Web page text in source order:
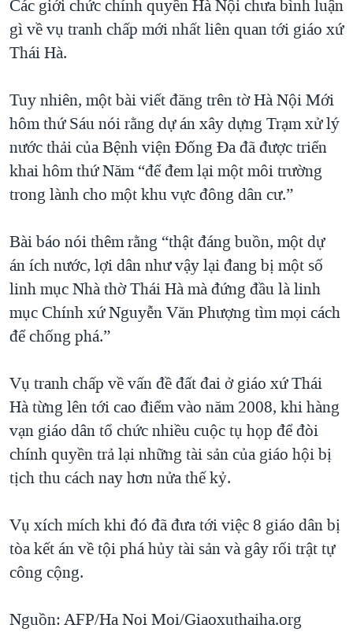
Các giới chức chính quyền Hà Nội chưa bình luận
gì về vụ tranh chấp mới nhất liên quan tới giáo xứ
Thái Hà.
Tuy nhiên, một bài viết đăng trên tờ Hà Nội Mới
hôm thứ Sáu nói rằng dự án xây dựng Trạm xử lý
nước thải của Bệnh viện Đống Đa đã được triển
khai hôm thứ Năm “để đem lại một môi trường
trong lành cho một khu vực đông dân cư.”
Bài báo nói thêm rằng “thật đáng buồn, một dự
án ích nước, lợi dân như vậy lại đang bị một số
linh mục Nhà thờ Thái Hà mà đứng đầu là linh
mục Chính xứ Nguyễn Văn Phượng tìm mọi cách
để chống phá.”
Vụ tranh chấp về vấn đề đất đai ở giáo xứ Thái
Hà từng lên tới cao điểm vào năm 2008, khi hàng
vạn giáo dân tổ chức nhiều cuộc tụ họp để đòi
chính quyền trả lại những tài sản của giáo hội bị
tịch thu cách nay hơn nửa thế kỷ.
Vụ xích mích khi đó đã đưa tới việc 8 giáo dân bị
tòa kết án về tội phá hủy tài sản và gây rối trật tự
công cộng.
Nguồn: AFP/Ha Noi Moi/Giaoxuthaiha.org